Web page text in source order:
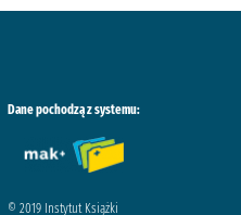
Dane pochodzą z systemu:
© 2019 Instytut Książki